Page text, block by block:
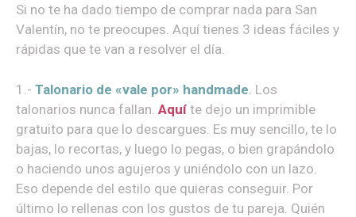
Si no te ha dado tiempo de comprar nada para San
Valentín, no te preocupes. Aquí tienes 3 ideas fáciles y
rápidas que te van a resolver el día.
1.- Talonario de «vale por» handmade Los
talonarios nunca fallan. Aquí te dejo un imprimible
gratuito para que lo descargues. Es muy sencillo, te lo
bajas, lo recortas, y luego lo pegas, o bien grapándolo
o haciendo unos agujeros y uniéndolo con un lazo.
Eso depende del estilo que quieras conseguir. Por
último lo rellenas con los gustos de tu pareja. Quién